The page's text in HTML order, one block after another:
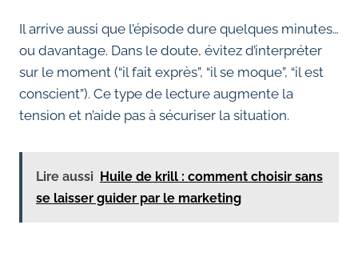
Il arrive aussi que l’épisode dure quelques minutes…
ou davantage. Dans le doute, évitez d’interpréter
sur le moment (“il fait exprès”, “il se moque”, “il est
conscient”). Ce type de lecture augmente la
tension et n’aide pas à sécuriser la situation.
Lire aussi Huile de krill : comment choisir sans
se laisser guider par le marketing